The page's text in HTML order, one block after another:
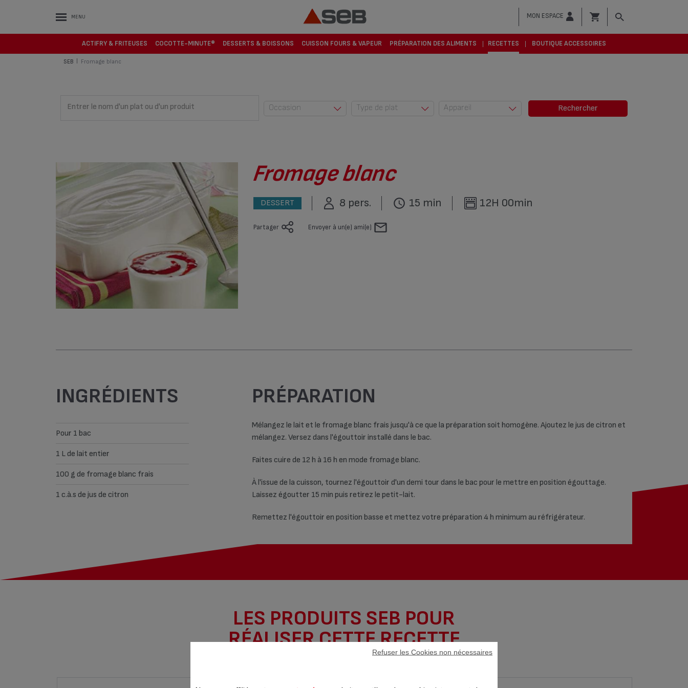
MENU MON ESPACE
ACTIFRY & FRITEUSES COCOTTE-MINUTE® DESSERTS & BOISSONS CUISSON FOURS & VAPEUR PRÉPARATION DES ALIMENTS RECETTES BOUTIQUE ACCESSOIRES
SEB Fromage blanc
Occasion
Enfants (83)
Eté (5)
Fêtes (34)
Type de plat
Entrée (220)
Plat complet (6)
Appareil
Minute® (94)
Rechercher
Fromage blanc
DESSERT 8 pers. 15 min 12H 00min
Partager Envoyer à un(e) ami(e)
INGRÉDIENTS
Pour 1 bac
1 L de lait entier
100 g de fromage blanc frais
1 c.à.s de jus de citron
PRÉPARATION
Mélangez le lait et le fromage blanc frais jusqu'à ce que la préparation soit homogène. Ajoutez le jus de citron et
mélangez. Versez dans l'égouttoir installé dans le bac.
Faites cuire de 12 h à 16 h en mode fromage blanc.
À l'issue de la cuisson, tournez l'égouttoir d'un demi tour dans le bac pour le mettre en position égouttage.
Laissez égoutter 15 min puis retirez le petit-lait.
Remettez l'égouttoir en position basse et mettez votre préparation 4 h minimum au réfrigérateur.
LES PRODUITS SEB POUR
RÉALISER CETTE RECETTE
Refuser les Cookies non nécessaires